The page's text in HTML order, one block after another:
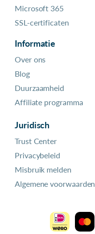
Microsoft 365
SSL-certificaten
Informatie
Over ons
Blog
Duurzaamheid
Affiliate programma
Juridisch
Trust Center
Privacybeleid
Misbruik melden
Algemene voorwaarden